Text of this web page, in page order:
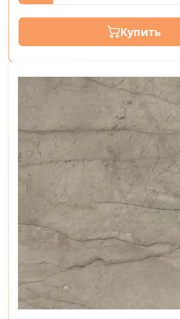
Купить